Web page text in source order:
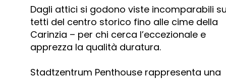
Dagli attici si godono viste incomparabili
tetti del centro storico fino alle cime della
Carinzia – per chi cerca l’eccezionale e
apprezza la qualità duratura.
Stadtzentrum Penthouse rappresenta una